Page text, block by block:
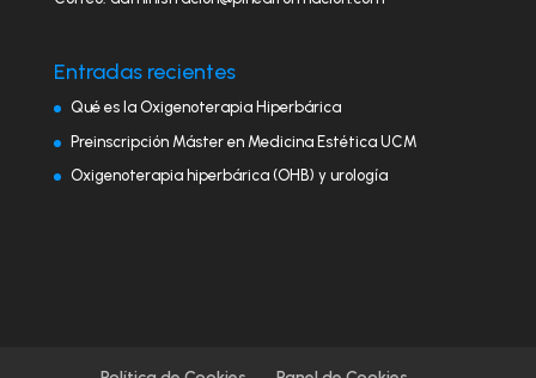
Entradas recientes
Qué es la Oxigenoterapia Hiperbárica
Preinscripción Máster en Medicina Estética UCM
Oxigenoterapia hiperbárica (OHB) y urología